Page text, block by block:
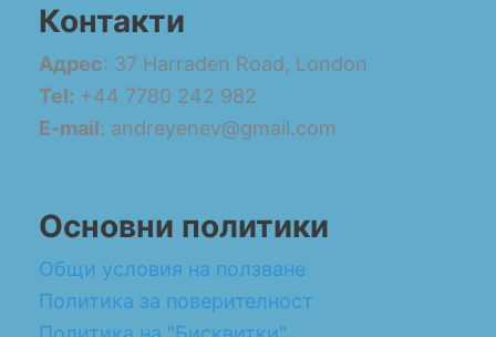
Контакти
Адрес: 37 Harraden Road, London
Tel: +44 7780 242 982
E-mail: andreyenev@gmail.com
Основни политики
Общи условия на ползване
Политика за поверителност